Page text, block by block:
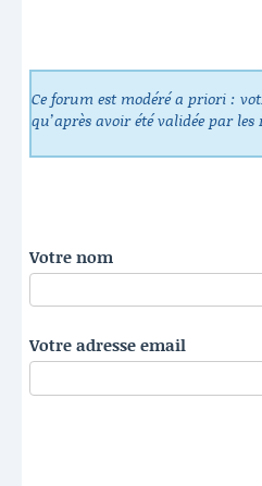
Ce forum est modéré a priori :
qu’après avoir été validée par les
Votre nom
Votre adresse email